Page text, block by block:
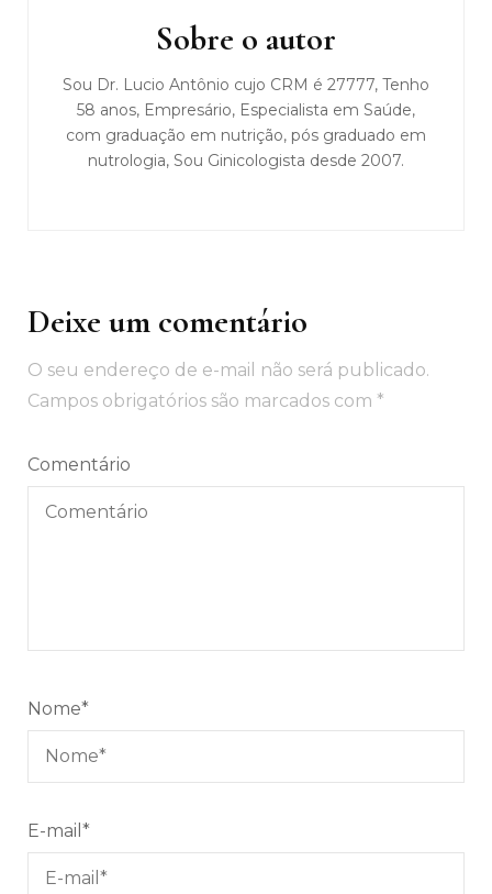
Sobre o autor
Sou Dr. Lucio Antônio cujo CRM é 27777, Tenho
58 anos, Empresário, Especialista em Saúde,
com graduação em nutrição, pós graduado em
nutrologia, Sou Ginicologista desde 2007.
Deixe um comentário
O seu endereço de e-mail não será publicado.
Campos obrigatórios são marcados com *
Comentário
Nome*
E-mail *